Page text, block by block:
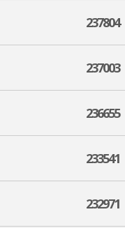
237804
237003
236655
233541
232971